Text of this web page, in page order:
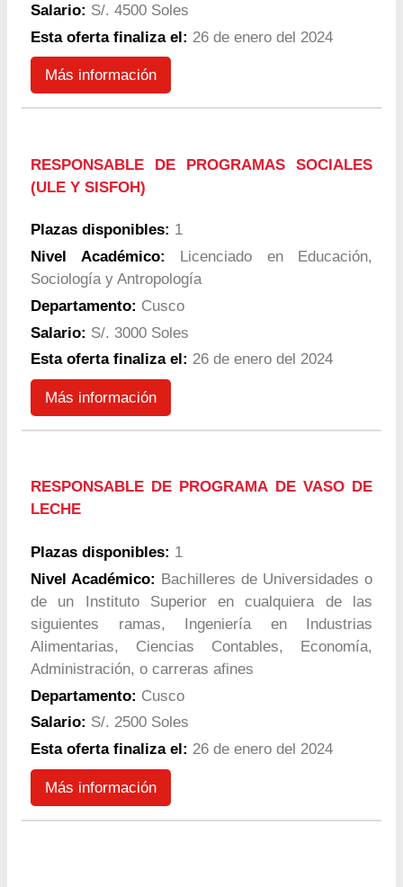
Salario: S/. 4500 Soles
Esta oferta finaliza el: 26 de enero del 2024
Más información
RESPONSABLE DE PROGRAMAS SOCIALES
(ULE Y SISFOH)
Plazas disponibles: 1
Nivel Académico: Licenciado en Educación,
Sociología y Antropología
Departamento: Cusco
Salario: S/. 3000 Soles
Esta oferta finaliza el: 26 de enero del 2024
Más información
RESPONSABLE DE PROGRAMA DE VASO DE
LECHE
Plazas disponibles: 1
Nivel Académico: Bachilleres de Universidades o
de un Instituto Superior en cualquiera de las
siguientes ramas, Ingeniería en Industrias
Alimentarias, Ciencias Contables, Economía,
Administración, o carreras afines
Departamento: Cusco
Salario: S/. 2500 Soles
Esta oferta finaliza el: 26 de enero del 2024
Más información